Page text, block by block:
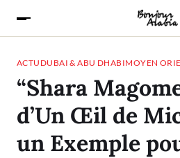
ACTU DUBAI & ABU DHABIMOYEN
“Shara
d’Un Œil de
un Exemple